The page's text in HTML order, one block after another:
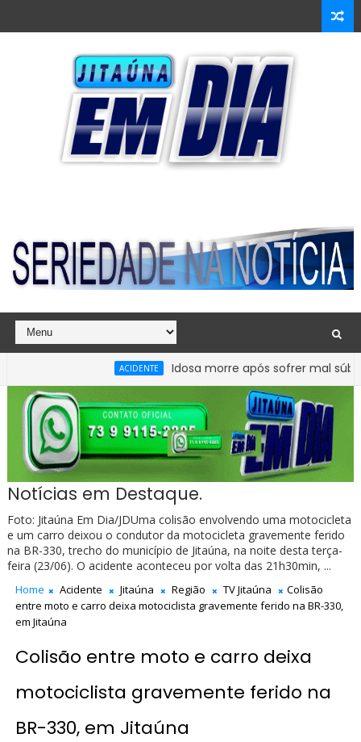
Idosa morre após sofrer mal súbito no
Notícias em Destaque.
Foto: Jitaúna Em Dia/JDUma colisão envolvendo uma motocicleta
e um carro deixou o condutor da motocicleta gravemente ferido
na BR-330, trecho do município de Jitaúna, na noite desta terça-
feira (23/06). O acidente aconteceu por volta das 21h30min, ...
Home Acidente Jitaúna Região TV Jitaúna
Colisão
entre moto e carro deixa motociclista gravemente ferido na BR-330,
em Jitaúna
Colisão entre moto e carro deixa
motociclista gravemente ferido na
BR-330, em Jitaúna